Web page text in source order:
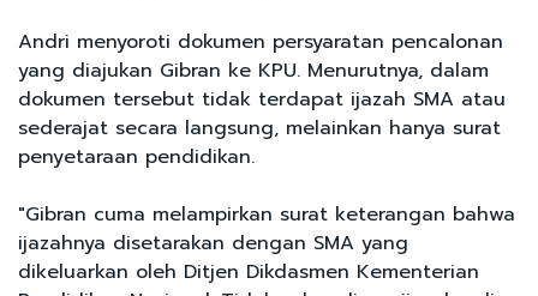
Andri menyoroti dokumen persyaratan pencalonan
yang diajukan Gibran ke KPU. Menurutnya, dalam
dokumen tersebut tidak terdapat ijazah SMA atau
sederajat secara langsung, melainkan hanya surat
penyetaraan pendidikan.
"Gibran cuma melampirkan surat keterangan bahwa
ijazahnya disetarakan dengan SMA yang
dikeluarkan oleh Ditjen Dikdasmen Kementerian